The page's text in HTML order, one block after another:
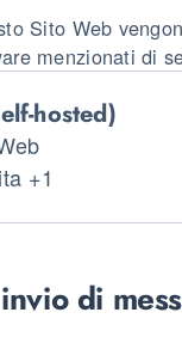
Sito Web
menzionati di
hosted)
+1
di